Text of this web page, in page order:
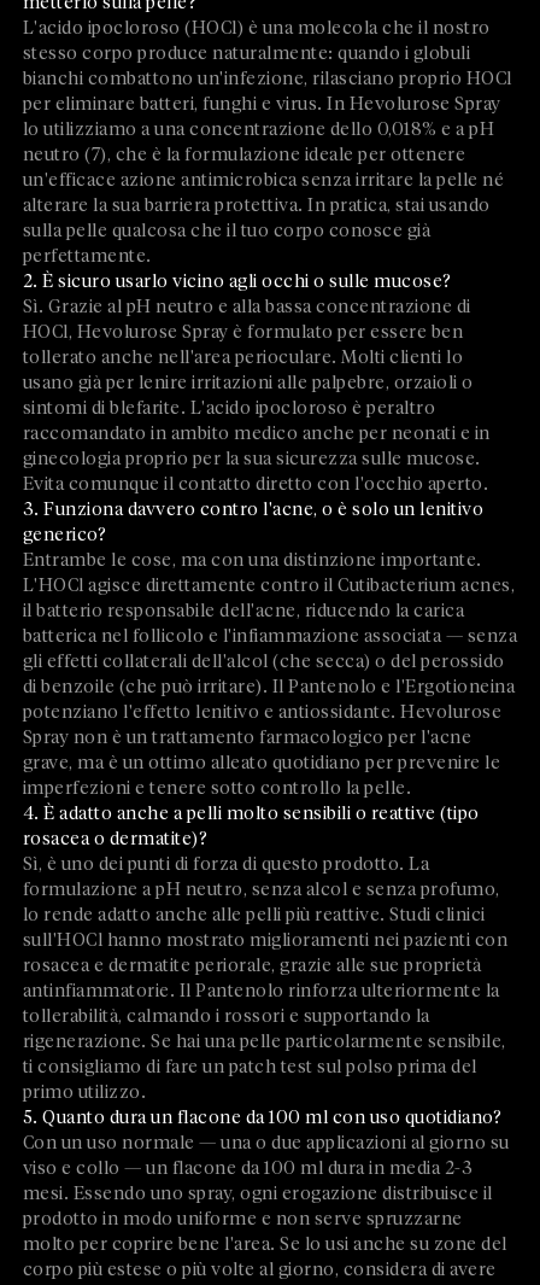
L'acido ipocloroso (HOCl) è una molecola che il nostro
stesso corpo produce naturalmente: quando i globuli
bianchi combattono un'infezione, rilasciano proprio HOCl
per eliminare batteri, funghi e virus. In Hevolurose Spray
lo utilizziamo a una concentrazione dello 0,018% e a pH
neutro (7), che è la formulazione ideale per ottenere
un'efficace azione antimicrobica senza irritare la pelle né
alterare la sua barriera protettiva. In pratica, stai usando
sulla pelle qualcosa che il tuo corpo conosce già
perfettamente.
2. È sicuro usarlo vicino agli occhi o sulle mucose?
Sì. Grazie al pH neutro e alla bassa concentrazione di
HOCl, Hevolurose Spray è formulato per essere ben
tollerato anche nell'area perioculare. Molti clienti lo
usano già per lenire irritazioni alle palpebre, orzaioli o
sintomi di blefarite. L'acido ipocloroso è peraltro
raccomandato in ambito medico anche per neonati e in
ginecologia proprio per la sua sicurezza sulle mucose.
Evita comunque il contatto diretto con l'occhio aperto.
3. Funziona davvero contro l'acne, o è solo un lenitivo
generico?
Entrambe le cose, ma con una distinzione importante.
L'HOCl agisce direttamente contro il Cutibacterium acnes,
il batterio responsabile dell'acne, riducendo la carica
batterica nel follicolo e l'infiammazione associata — senza
gli effetti collaterali dell'alcol (che secca) o del perossido
di benzoile (che può irritare). Il Pantenolo e l'Ergotioneina
potenziano l'effetto lenitivo e antiossidante. Hevolurose
Spray non è un trattamento farmacologico per l'acne
grave, ma è un ottimo alleato quotidiano per prevenire le
imperfezioni e tenere sotto controllo la pelle.
4. È adatto anche a pelli molto sensibili o reattive (tipo
rosacea o dermatite)?
Sì, è uno dei punti di forza di questo prodotto. La
formulazione a pH neutro, senza alcol e senza profumo,
lo rende adatto anche alle pelli più reattive. Studi clinici
sull'HOCl hanno mostrato miglioramenti nei pazienti con
rosacea e dermatite periorale, grazie alle sue proprietà
antinfiammatorie. Il Pantenolo rinforza ulteriormente la
tollerabilità, calmando i rossori e supportando la
rigenerazione. Se hai una pelle particolarmente sensibile,
ti consigliamo di fare un patch test sul polso prima del
primo utilizzo.
5. Quanto dura un flacone da 100 ml con uso quotidiano?
Con un uso normale — una o due applicazioni al giorno su
viso e collo — un flacone da 100 ml dura in media 2-3
mesi. Essendo uno spray, ogni erogazione distribuisce il
prodotto in modo uniforme e non serve spruzzarne
molto per coprire bene l'area. Se lo usi anche su zone del
corpo più estese o più volte al giorno, considera di avere